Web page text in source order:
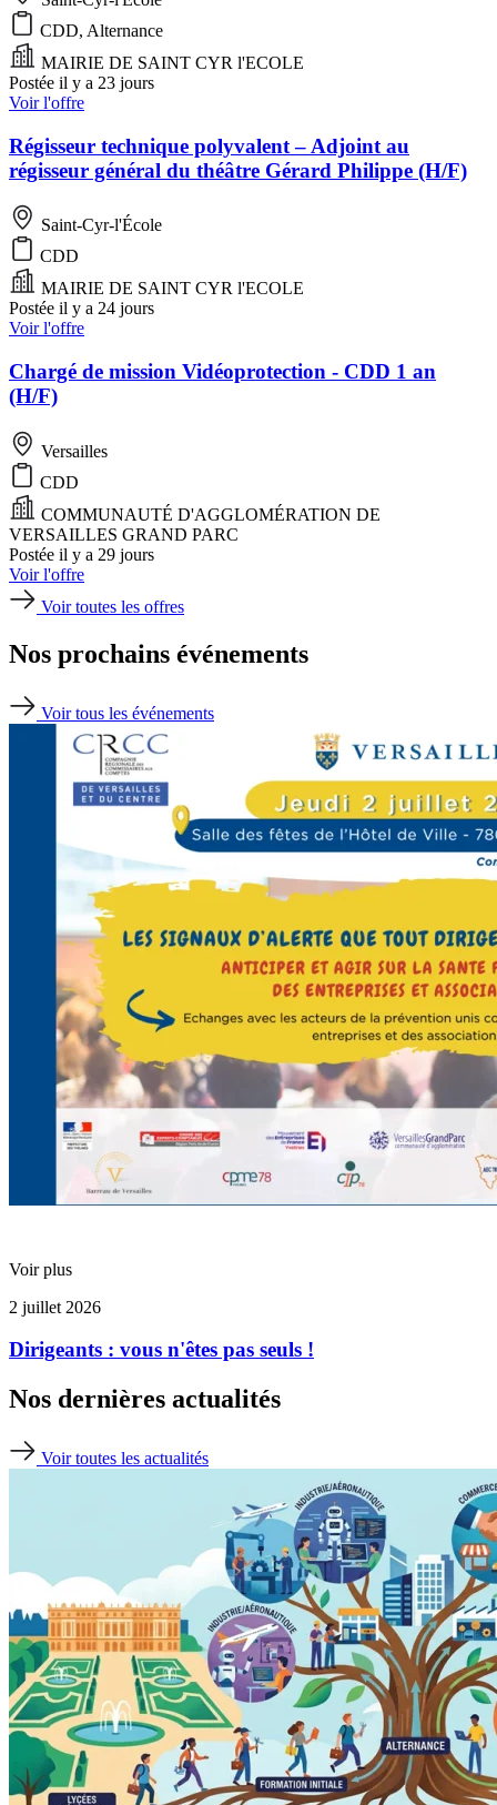
CDD, Alternance
MAIRIE DE SAINT CYR l'ECOLE
Postée il y a 23 jours
Voir l'offre
Régisseur technique polyvalent – Adjoint au
régisseur général du théâtre Gérard Philippe (H/F)
Saint-Cyr-l'École
CDD
MAIRIE DE SAINT CYR l'ECOLE
Postée il y a 24 jours
Voir l'offre
Chargé de mission Vidéoprotection - CDD 1 an
(H/F)
Versailles
CDD
COMMUNAUTÉ D'AGGLOMÉRATION DE
VERSAILLES GRAND PARC
Postée il y a 29 jours
Voir l'offre
Voir toutes les offres
Nos prochains événements
Voir tous les événements
Voir plus
2 juillet 2026
Dirigeants : vous n'êtes pas seuls !
Nos dernières actualités
Voir toutes les actualités